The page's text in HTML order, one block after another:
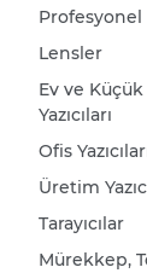
Profesyonel
Lensler
Ev ve
Yazıcıları
Ofis
Üretim
Tarayıcılar
Mürekkep,